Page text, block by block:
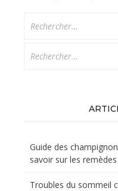
Guide des
savoir sur les remèdes
Troubles du sommeil